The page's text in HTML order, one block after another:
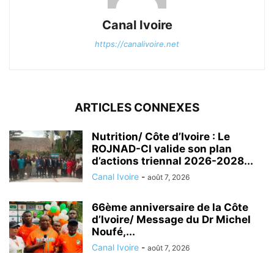
Canal Ivoire
https://canalivoire.net
ARTICLES CONNEXES
Nutrition/ Côte d’Ivoire : Le
ROJNAD-CI valide son plan
d’actions triennal 2026-2028...
Canal Ivoire - août 7, 2026
66ème anniversaire de la Côte
d’Ivoire/ Message du Dr Michel
Noufé,...
Canal Ivoire - août 7, 2026